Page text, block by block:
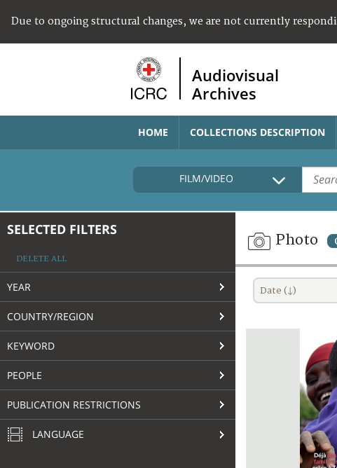
Due to ongoing structural changes, we are not currently
Audiovisual
Archives
HOME COLLECTIONS DESCRIPTION
FILM/VIDEO
SELECTED FILTERS
DELETE ALL
YEAR
COUNTRY/REGION
KEYWORD
PEOPLE
PUBLICATION RESTRICTIONS
LANGUAGE
Photo
Date (↓)